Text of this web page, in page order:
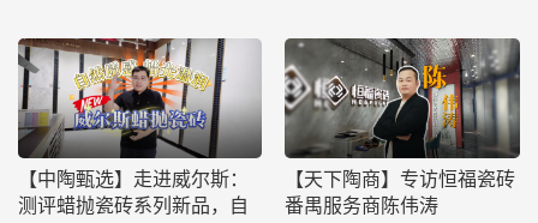
重重考验？
【中陶甄选】走进威尔斯：
测评蜡抛瓷砖系列新品，自
【天下陶商】专访恒福瓷砖
番禺服务商陈伟涛